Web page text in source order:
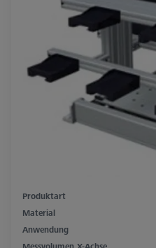
Produktart
Material
Anwendung